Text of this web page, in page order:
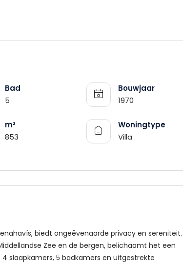
Bad
5
Bouwjaar
1970
m²
853
Woningtype
Villa
biedt ongeëvenaarde privacy en sereniteit.
Zee en de bergen, belichaamt het een
slaapkamers, 5 badkamers en uitgestrekte